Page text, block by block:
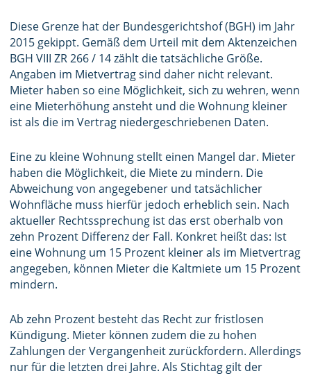
Diese Grenze hat der Bundesgerichtshof (BGH) im Jahr
2015 gekippt. Gemäß dem Urteil mit dem Aktenzeichen
BGH VIII ZR 266 / 14 zählt die tatsächliche Größe.
Angaben im Mietvertrag sind daher nicht relevant.
Mieter haben so eine Möglichkeit, sich zu wehren, wenn
eine Mieterhöhung ansteht und die Wohnung kleiner
ist als die im Vertrag niedergeschriebenen Daten.
Eine zu kleine Wohnung stellt einen Mangel dar. Mieter
haben die Möglichkeit, die Miete zu mindern. Die
Abweichung von angegebener und tatsächlicher
Wohnfläche muss hierfür jedoch erheblich sein. Nach
aktueller Rechtssprechung ist das erst oberhalb von
zehn Prozent Differenz der Fall. Konkret heißt das: Ist
eine Wohnung um 15 Prozent kleiner als im Mietvertrag
angegeben, können Mieter die Kaltmiete um 15 Prozent
mindern.
Ab zehn Prozent besteht das Recht zur fristlosen
Kündigung. Mieter können zudem die zu hohen
Zahlungen der Vergangenheit zurückfordern. Allerdings
nur für die letzten drei Jahre. Als Stichtag gilt der